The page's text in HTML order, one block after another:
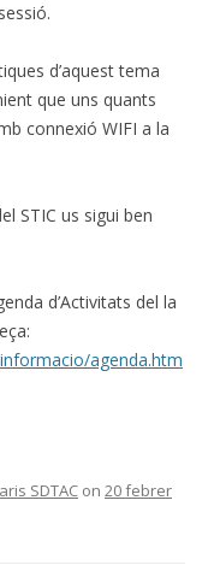
d’aquest tema
que uns quants
connexió WIFI a la
STIC us sigui ben
d’Activitats del la
agenda.htm
SDTAC on 20 febrer